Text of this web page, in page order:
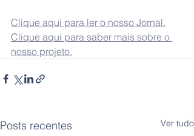
Clique aqui para ler o nosso Jornal.
Clique aqui para saber mais sobre o
nosso projeto.
Posts recentes Ver tudo